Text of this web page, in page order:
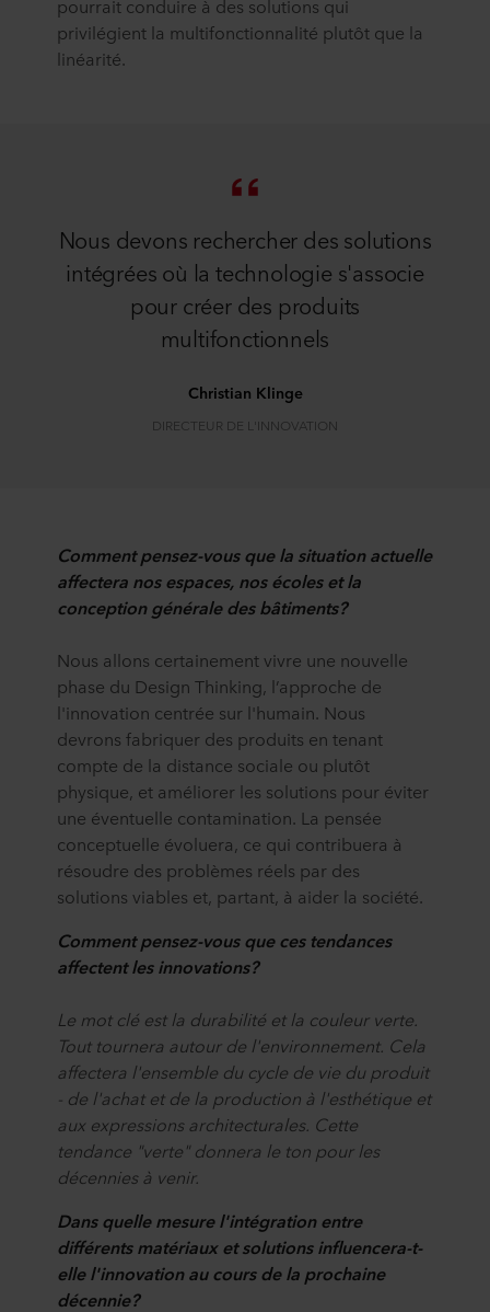
pourrait conduire à des solutions qui
privilégient la multifonctionnalité plutôt que la
linéarité.
Nous devons rechercher des solutions
intégrées où la technologie s'associe
pour créer des produits
multifonctionnels
Christian Klinge
DIRECTEUR DE L'INNOVATION
Comment pensez-vous que la situation actuelle
affectera nos espaces, nos écoles et la
conception générale des bâtiments?
Nous allons certainement vivre une nouvelle
phase du Design Thinking, l’approche de
l'innovation centrée sur l'humain. Nous
devrons fabriquer des produits en tenant
compte de la distance sociale ou plutôt
physique, et améliorer les solutions pour éviter
une éventuelle contamination. La pensée
conceptuelle évoluera, ce qui contribuera à
résoudre des problèmes réels par des
solutions viables et, partant, à aider la société.
Comment pensez-vous que ces tendances
affectent les innovations?
Le mot clé est la durabilité et la couleur verte.
Tout tournera autour de l'environnement. Cela
affectera l'ensemble du cycle de vie du produit
- de l'achat et de la production à l'esthétique et
aux expressions architecturales. Cette
tendance "verte" donnera le ton pour les
décennies à venir.
Dans quelle mesure l'intégration entre
différents matériaux et solutions influencera-t-
elle l'innovation au cours de la prochaine
décennie?